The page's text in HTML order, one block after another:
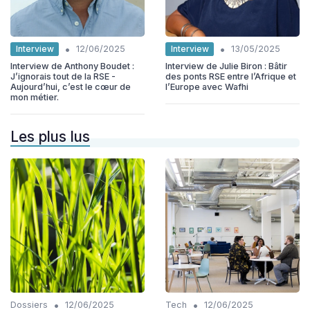
Interview •
12/06/2025
Interview de Anthony Boudet :
J’ignorais tout de la RSE -
Aujourd’hui, c’est le cœur de
mon métier.
Interview •
13/05/2025
Interview de Julie Biron : Bâtir
des ponts RSE entre l’Afrique et
l’Europe avec Wafhi
Les plus lus
Dossiers • 12/06/2025 Tech • 12/06/2025